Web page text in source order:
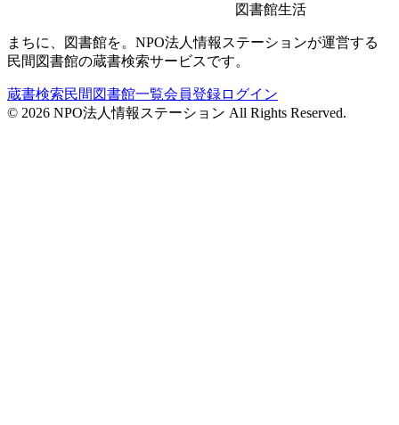
図書館生活
まちに、図書館を。NPO法人情報ステーションが運営する
民間図書館の蔵書検索サービスです。
蔵書検索民間図書館一覧会員登録ログイン
© 2026 NPO法人情報ステーション All Rights Reserved.